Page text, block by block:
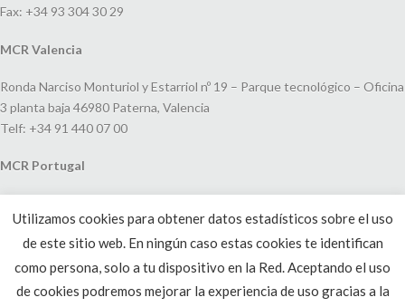
Fax: +34 93 304 30 29
MCR Valencia
Ronda Narciso Monturiol y Estarriol nº 19 – Parque tecnológico – Oficina
3 planta baja 46980 Paterna, Valencia
Telf: +34 91 440 07 00
MCR Portugal
João V, 24
1250-091 Lisboa, Portugal
Telf: +351 220 993 033
Utilizamos cookies para obtener datos estadísticos sobre el uso
de este sitio web. En ningún caso estas cookies te identifican
como persona, solo a tu dispositivo en la Red. Aceptando el uso
de cookies podremos mejorar la experiencia de uso gracias a la